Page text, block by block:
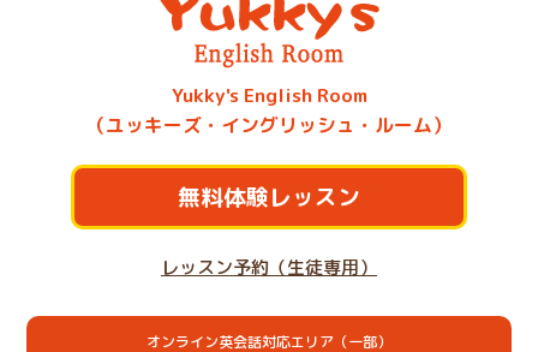
Yukky's English Room
（ユッキーズ・イングリッシュ・ルーム）
無料体験レッスン
レッスン予約（生徒専用）
オンライン英会話対応エリア（一部）